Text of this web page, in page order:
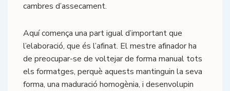
cambres d’assecament.
Aquí comença una part igual d’important que
l’elaboració, que és l’afinat. El mestre afinador ha
de preocupar-se de voltejar de forma manual tots
els formatges, perquè aquests mantinguin la seva
forma, una maduració homogènia, i desenvolupin